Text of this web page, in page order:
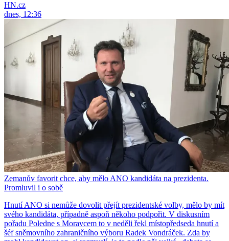
HN.cz
dnes, 12:36
Zemanův favorit chce, aby mělo ANO kandidáta na prezidenta.
Promluvil i o sobě
Hnutí ANO si nemůže dovolit přejít prezidentské volby, mělo by mít
svého kandidáta, případně aspoň někoho podpořit. V diskusním
pořadu Poledne s Moravcem to v neděli řekl místopředseda hnutí a
šéf sněmovního zahraničního výboru Radek Vondráček. Zda by